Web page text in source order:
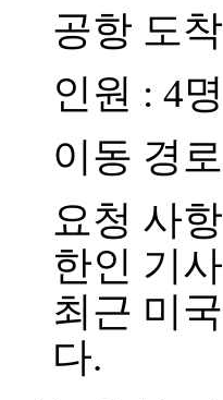
공항 도
인원 : 4명
이동 경
요청 사
한인 기
최근 미
다.